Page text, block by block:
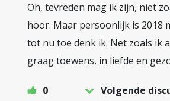
Oh, tevreden mag ik zijn, niet
hoor. Maar persoonlijk is 2018
tot nu toe denk ik. Net zoals ik
graag toewens, in liefde en
0
Volgende